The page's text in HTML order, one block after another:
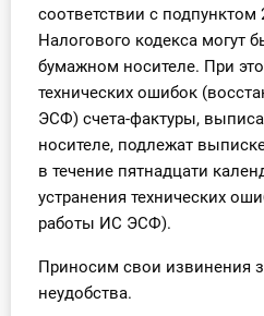
соответствии с подпунктом
Налогового кодекса могут
бумажном носителе. При
технических ошибок
ЭСФ) счета-фактуры,
носителе, подлежат
в течение пятнадцати
устранения технических
работы ИС ЭСФ).
Приносим свои извинения
неудобства.